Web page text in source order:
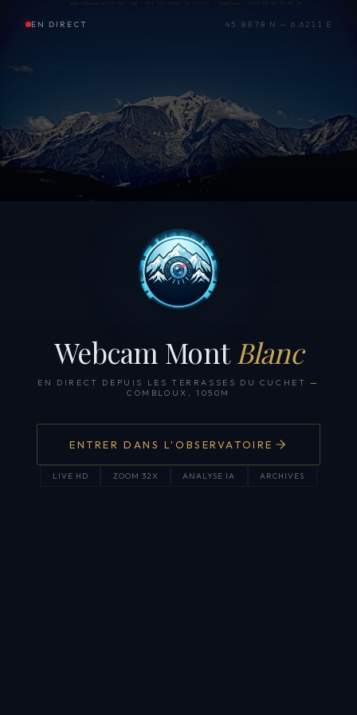
EN DIRECT 45.8878 N — 6.6211 E
Webcam Mont Blanc
EN DIRECT DEPUIS LES TERRASSES DU CUCHET —
COMBLOUX, 1050M
ENTRER DANS L'OBSERVATOIRE
LIVE HD ZOOM 32X ANALYSE IA ARCHIVES